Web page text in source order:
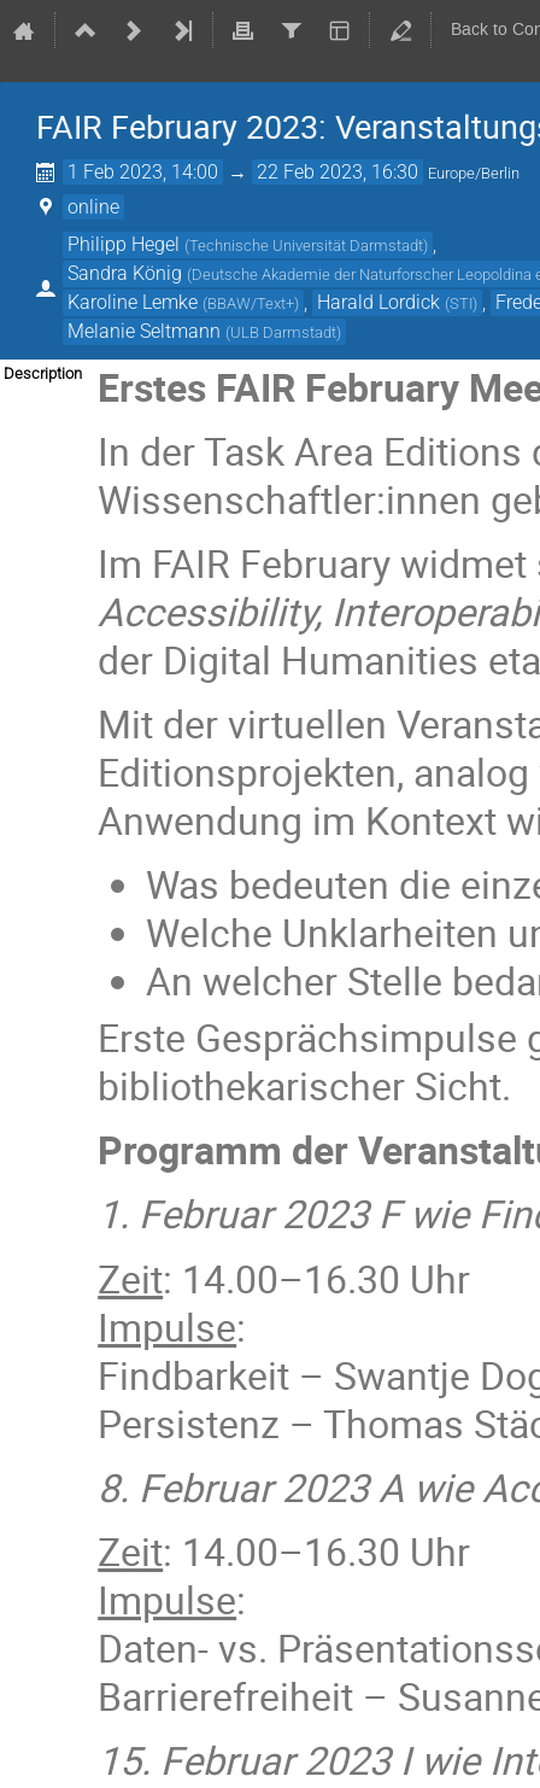
Back to
FAIR February 2023:
1 Feb 2023, 14:00 → 22 Feb 2023, 16:30 Europe/Berlin
online
Philipp Hegel (Technische Universität Darmstadt)
Sandra König (Deutsche Akademie der Naturforscher
Karoline Lemke (BBAW/Text+) Harald Lordick (STI)
Melanie Seltmann (ULB Darmstadt)
Description
Erstes FAIR February
In der Task Area
Wissenschaftler:innen
Im FAIR February
Accessibility,
der Digital Humanities
Mit der virtuellen
Editionsprojekten,
Anwendung im Kontext
Was bedeuten die
Welche Unklarheiten
An welcher Stelle
Erste
bibliothekarischer Sicht.
Programm der
1. Februar 2023 F wie
Zeit: 14.00–16.30 Uhr
Impulse:
Findbarkeit – Swantje
Persistenz – Thomas
8. Februar 2023 A wie
Zeit: 14.00–16.30 Uhr
Impulse:
Daten- vs.
Barrierefreiheit –
15. Februar 2023 I wie